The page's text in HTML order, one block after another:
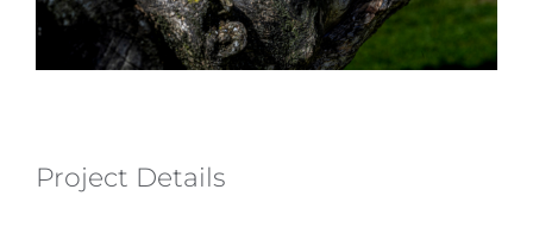
Project Details